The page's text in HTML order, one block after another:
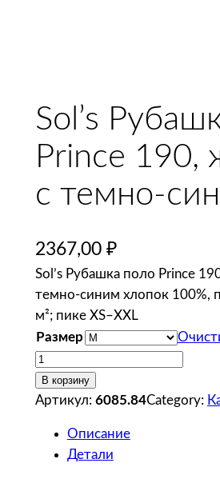
Sol’s
Prince 190,
с темно-
2367,00 ₽
Sol’s Рубашка поло Prince
темно-синим хлопок 100%,
м²; пике XS–XXL
Размер
К
о
л
В корзину
Артикул: 6085.84Category:
Описание
Детали